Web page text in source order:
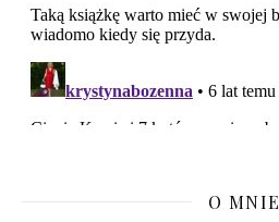
O MNIE